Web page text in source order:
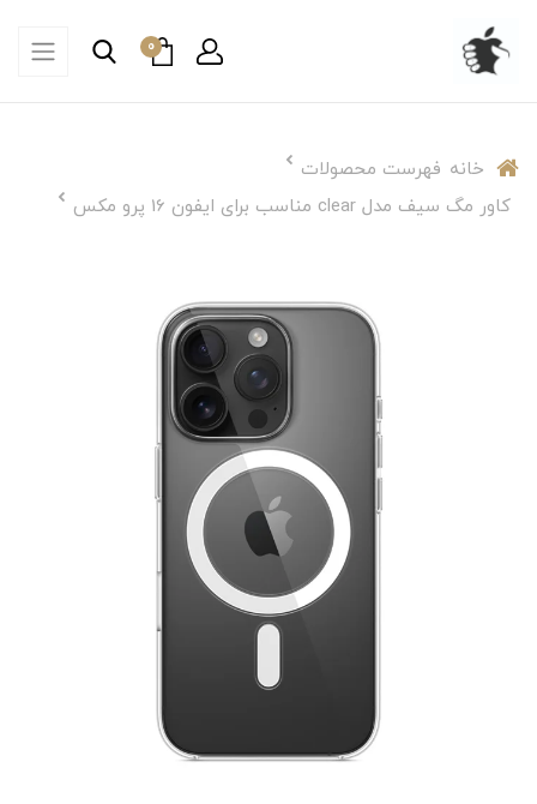
0
خانه فهرست محصولات
کاور مگ سیف مدل clear مناسب برای ایفون 16 پرو مکس